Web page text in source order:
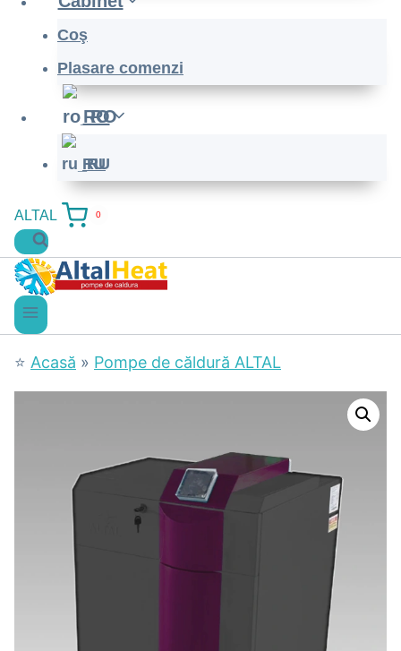
Coş
Plasare comenzi
RO
RU
ALTAL 0
⭐ Acasă » Pompe de căldură ALTAL